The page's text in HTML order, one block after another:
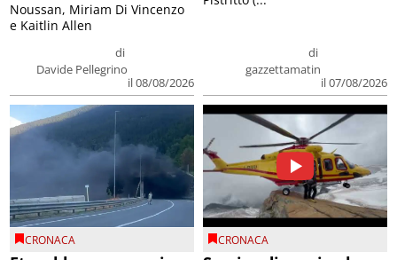
di
Davide Pellegrino
il 08/08/2026
Noussan, Miriam Di Vincenzo
e Kaitlin Allen
di
gazzettamatin
il 07/08/2026
CRONACA CRONACA